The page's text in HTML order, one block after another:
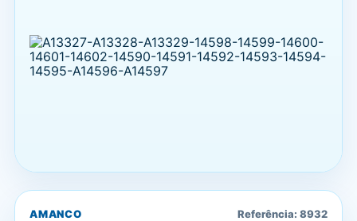
AMANCO Referência: 8932